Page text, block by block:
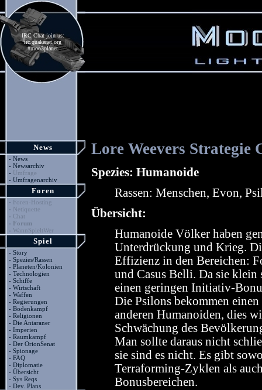
IRC Chat join us:
irc.quakenet.org
#moo3planet
News
- News
- Newsarchiv
- Umfrage
- Umfragenarchiv
Foren
- Foren-Hosting
- Netiquette
- Chat
- Forum
- WannSpieltWer
Spiel
- Story
- Spezies/Rassen
- Planeten/Kolonien
- Technologien
- Schiffe
- Wirtschaft
- Waffen
- Regierungen
- Bodenkampf
- Religionen
- Die Antaraner
- Imperien
- Raumkampf
- Der OrionSenat
- Spionage
- FAQ
- Diplomatie
- Übersicht
- Sys Reqs
- Dev. Plans
Lore Weevers Strategie
Spezies: Humanoide
Rassen: Menschen, Evon,
Übersicht:
Humanoide Völker haben
Unterdrückung und Krieg.
Effizienz in den Bereichen:
und Casus Belli. Da sie klein
einen geringen Initiativ-
Die Psilons bekommen
anderen Humanoiden, dies
Schwächung des
Man sollte daraus nicht
sie sind es nicht. Es gibt
Terraforming-Zyklen als
Bonusbereichen.